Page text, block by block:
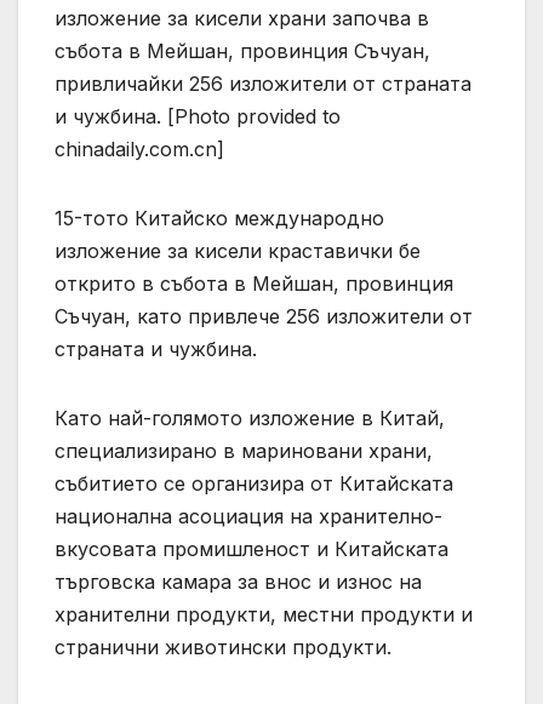
изложение за кисели храни започва в
събота в Мейшан, провинция Съчуан,
привличайки 256 изложители от страната
и чужбина. [Photo provided to
chinadaily.com.cn]
15-тото Китайско международно
изложение за кисели краставички бе
открито в събота в Мейшан, провинция
Съчуан, като привлече 256 изложители от
страната и чужбина.
Като най-голямото изложение в Китай,
специализирано в мариновани храни,
събитието се организира от Китайската
национална асоциация на хранително-
вкусовата промишленост и Китайската
търговска камара за внос и износ на
хранителни продукти, местни продукти и
странични животински продукти.